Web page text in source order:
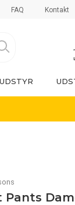
FAQ Kontakt
Pants